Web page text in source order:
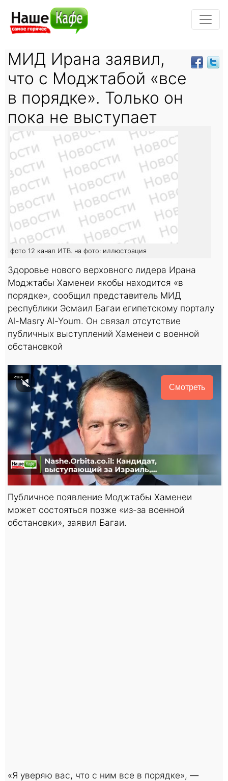
МИД Ирана заявил,
что с Моджтабой «все
в порядке». Только он
пока не выступает
фото 12 канал ИТВ. на фото: иллюстрация
Здоровье нового верховного лидера Ирана
Моджтабы Хаменеи якобы находится «в
порядке», сообщил представитель МИД
республики Эсмаил Багаи египетскому порталу
Al-Masry Al-Youm. Он связал отсутствие
публичных выступлений Хаменеи с военной
обстановкой
Смотреть
Публичное появление Моджтабы Хаменеи
может состояться позже «из-за военной
обстановки», заявил Багаи.
«Я уверяю вас, что с ним все в порядке», —